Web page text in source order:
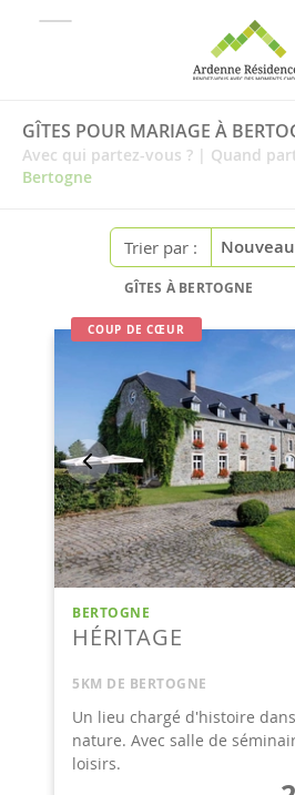
GÎTES POUR MARIAGE À
Avec qui partez-vous ? | Quand
Bertogne
Trier par :
GÎTES À BERTOGNE